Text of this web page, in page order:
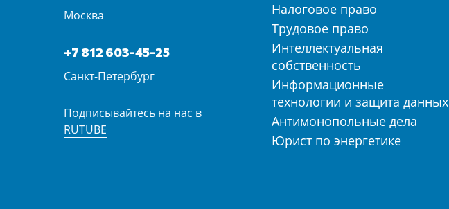
Москва
+7 812 603-45-25
Санкт-Петербург
Подписывайтесь на нас в
RUTUBE
Налоговое право
Трудовое право
Интеллектуальная
собственность
Информационные
технологии и защита данных
Антимонопольные дела
Юрист по энергетике